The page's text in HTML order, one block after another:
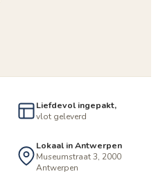
Liefdevol ingepakt,
vlot geleverd
Lokaal in Antwerpen
Museumstraat 3, 2000
Antwerpen